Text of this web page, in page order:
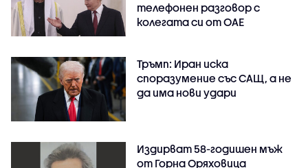
телефонен разговор с
колегата си от ОАЕ
Тръмп: Иран иска
споразумение със САЩ, а не
да има нови удари
Издирват 58-годишен мъж
от Горна Оряховица